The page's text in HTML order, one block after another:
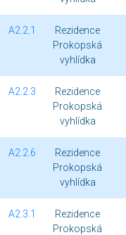
A2.2.1
Rezidence
Prokopská
vyhlídka
A2.2.3
Rezidence
Prokopská
vyhlídka
A2.2.6
Rezidence
Prokopská
vyhlídka
A2.3.1
Rezidence
Prokopská